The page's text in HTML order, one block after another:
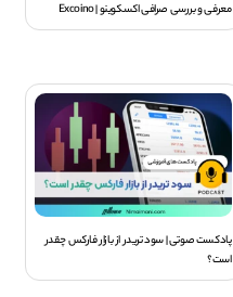
معرفی و بررسی صرافی اکسکوینو | Excoino
پادکست صوتی | سود تريدر از بازار فارکس چقدر
است؟